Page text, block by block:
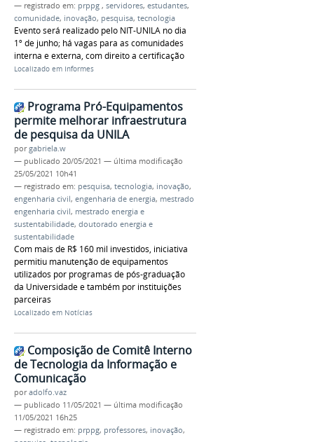
— registrado em: prppg , servidores, estudantes,
comunidade, inovação, pesquisa, tecnologia
Evento será realizado pelo NIT-UNILA no dia
1º de junho; há vagas para as comunidades
interna e externa, com direito a certificação
Localizado em Informes
Programa Pró-Equipamentos
permite melhorar infraestrutura
de pesquisa da UNILA
porgabriela.w
— publicado 20/05/2021 — última modificação
25/05/2021 10h41
— registrado em: pesquisa, tecnologia, inovação,
engenharia civil, engenharia de energia, mestrado
engenharia civil, mestrado energia e
sustentabilidade, doutorado energia e
sustentabilidade
Com mais de R$ 160 mil investidos, iniciativa
permitiu manutenção de equipamentos
utilizados por programas de pós-graduação
da Universidade e também por instituições
parceiras
Localizado em Notícias
Composição de Comitê Interno
de Tecnologia da Informação e
Comunicação
poradolfo.vaz
— publicado 11/05/2021 — última modificação
11/05/2021 16h25
— registrado em: prppg, professores, inovação,